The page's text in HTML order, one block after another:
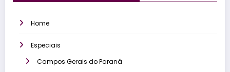
Home
Especiais
Campos Gerais do Paraná